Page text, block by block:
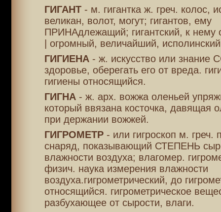
ГИГАНТ- м. гигантка ж. греч. колос,
великан, волот, могут; гигантов, ему
ПРИНАдлежащий; гигантский, к нему
| огромный, величайший,
ГИГИЕНА- ж. искусство или знание
здоровье, оберегать его от вреда.
гигиены относящийся.
ГИГНА- ж. арх. вожжа оленьей
который ввязана косточка, давящая
при держании вожжей.
ГИГРОМЕТР- или гигроскоп м. греч.
снаряд, показывающий СТЕПЕНЬ
влажности воздуха; влагомер.
физич. наука измерения влажности
воздуха.гигрометрический, до
относящийся. гигрометрическое
разбухающее от сырости, влаги.